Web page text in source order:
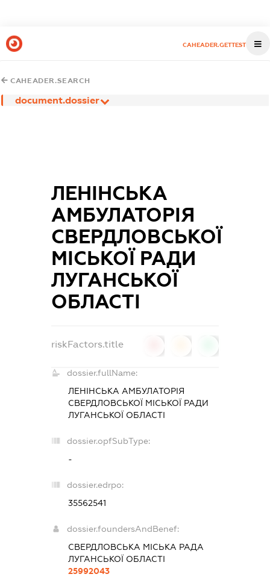
CAHEADER.GETTEST
CAHEADER.SEARCH
document.dossier
ЛЕНІНСЬКА
АМБУЛАТОРІЯ
СВЕРДЛОВСЬКОЇ
МІСЬКОЇ РАДИ
ЛУГАНСЬКОЇ
ОБЛАСТІ
riskFactors.title
dossier.fullName:
ЛЕНІНСЬКА АМБУЛАТОРІЯ
СВЕРДЛОВСЬКОЇ МІСЬКОЇ РАДИ
ЛУГАНСЬКОЇ ОБЛАСТІ
dossier.opfSubType:
-
dossier.edrpo:
35562541
dossier.foundersAndBenef:
СВЕРДЛОВСЬКА МІСЬКА РАДА
ЛУГАНСЬКОЇ ОБЛАСТІ
25992043